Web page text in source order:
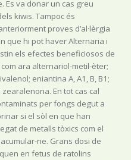
Es va donar un cas greu
kiwis. Tampoc és
proves d’al·lèrgia
que hi pot haver Alternaria i
els efectes beneficiosos de
ara alternariol-metil-èter;
eniantina A, A1, B, B1;
En tot cas cal
per fongs degut a
si el sòl en que han
de metalls tòxics com el
ne. Grans dosi de
en fetus de ratolins